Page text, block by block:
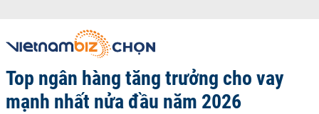
Top ngân hàng tăng trưởng cho vay
mạnh nhất nửa đầu năm 2026